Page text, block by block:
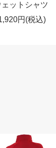
ェットシャツ
円(税込)